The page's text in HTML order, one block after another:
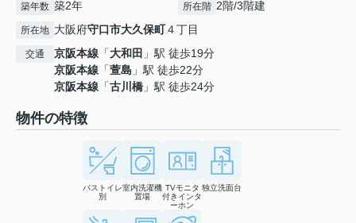
築年数 築2年 所在階 2階/3階建
所在地 大阪府守口市大久保町４丁目
交通 京阪本線 「大和田 」駅 徒歩19分
京阪本線 「萱島 」駅 徒歩22分
京阪本線 「古川橋 」駅 徒歩24分
物件の特徴
バストイレ
別
室内洗濯機
置場
TVモニタ
付きインタ
ーホン
独立洗面台